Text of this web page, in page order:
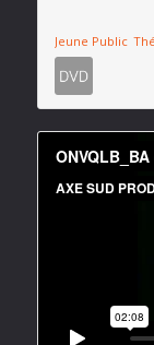
Jeune Public